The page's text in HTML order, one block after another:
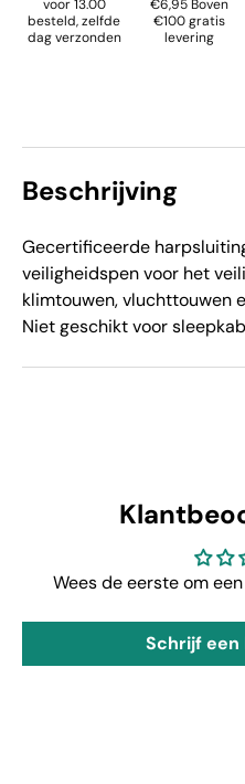
voor 13.00
besteld, zelfde
dag verzonden
€6,95 Boven
€100 gratis
levering
Beschrijving
Gecertificeerde
veiligheidspen voor het
klimtouwen, vluchttouwen
Niet geschikt voor
Wees de eerste om
Schrijf een